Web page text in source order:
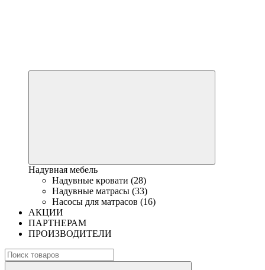
Надувная мебель
Надувные кровати (28)
Надувные матрасы (33)
Насосы для матрасов (16)
АКЦИИ
ПАРТНЕРАМ
ПРОИЗВОДИТЕЛИ